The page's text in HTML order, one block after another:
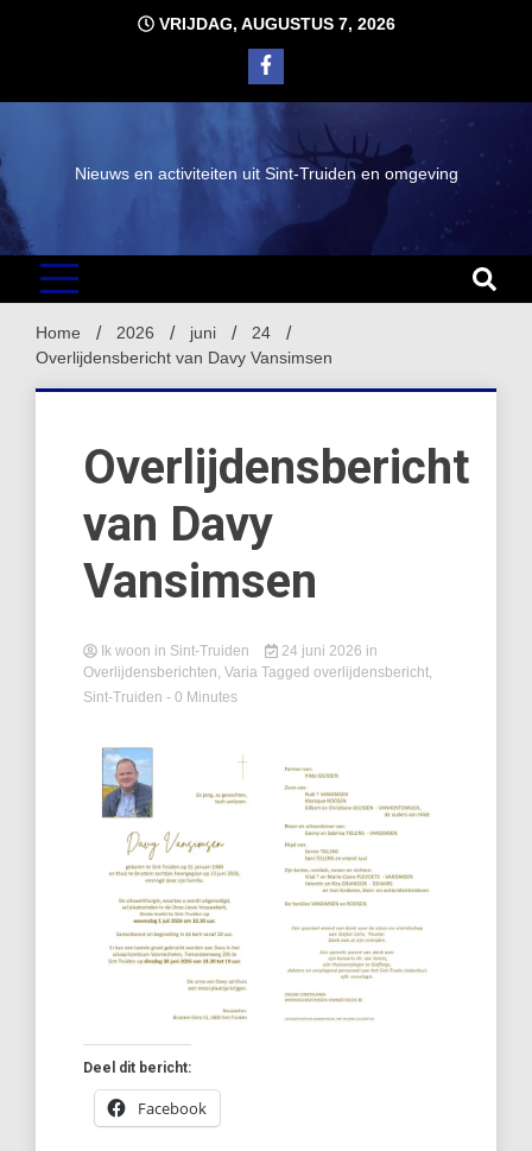
VRIJDAG, AUGUSTUS 7, 2026
Nieuws en activiteiten uit Sint-Truiden en omgeving
Home 2026 juni
24
Overlijdensbericht van Davy Vansimsen
Overlijdensbericht
van Davy
Vansimsen
Ik woon in Sint-Truiden 24 juni 2026 in
Overlijdensberichten, Varia Tagged overlijdensbericht,
Sint-Truiden - 0 Minutes
Deel dit bericht:
Facebook